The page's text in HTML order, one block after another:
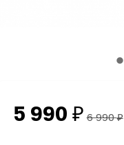
5 990 ₽ 6 990₽